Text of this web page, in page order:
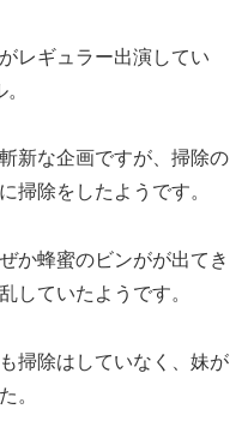
レギュラー出演してい
新な企画ですが、掃除の
掃除をしたようです。
か蜂蜜のビンがが出てき
していたようです。
掃除はしていなく、妹が
。